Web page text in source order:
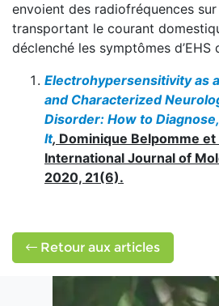
envoient des radiofréquences
transportant le courant
déclenché les symptômes d’EHS
Electrohypersensitivity as
and Characterized
Disorder: How to
It, Dominique Belpomme et
International Journal of
2020, 21(6).
Retour aux articles